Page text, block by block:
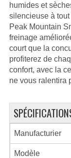
humides et
silencieuse à
Peak Mountain
freinage
court que la
profiterez de
confort, avec la
ne vous ralentira
Manufacturier
Modèle